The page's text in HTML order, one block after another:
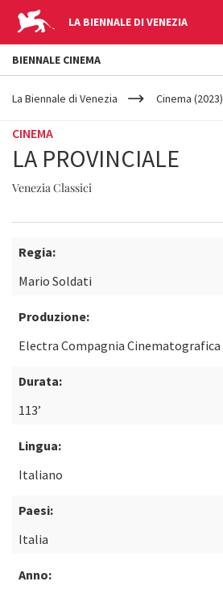
LA BIENNALE DI VENEZIA
YOUR
ARE
La Biennale di Venezia Cinema (2023)
CINEMA
LA PROVINCIALE
Venezia Classici
Regia:
Mario Soldati
Produzione:
Electra Compagnia Cinematografica
Durata:
113’
Lingua:
Italiano
Paesi:
Italia
Anno:
BIENNALE CINEMA